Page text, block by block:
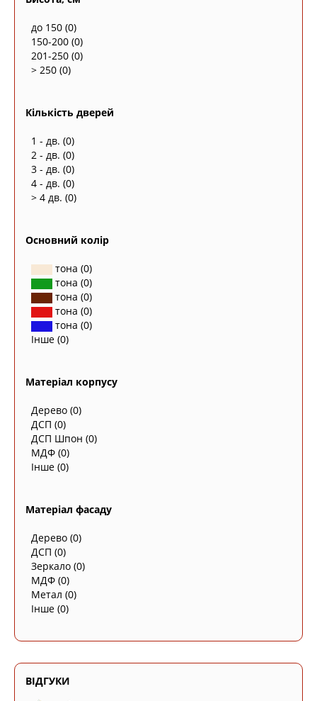
до 150 (0)
150-200 (0)
201-250 (0)
> 250 (0)
Кількість дверей
1 - дв. (0)
2 - дв. (0)
3 - дв. (0)
4 - дв. (0)
> 4 дв. (0)
Основний колір
тона (0)
тона (0)
тона (0)
тона (0)
тона (0)
Інше (0)
Матеріал корпусу
Дерево (0)
ДСП (0)
ДСП Шпон (0)
МДФ (0)
Інше (0)
Матеріал фасаду
Дерево (0)
ДСП (0)
Зеркало (0)
МДФ (0)
Метал (0)
Інше (0)
ВІДГУКИ